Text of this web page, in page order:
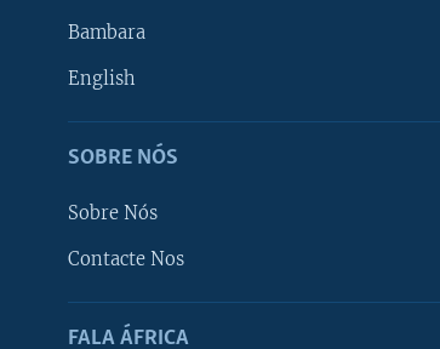
Bambara
English
SOBRE NÓS
Sobre Nós
Contacte Nos
FALA ÁFRICA